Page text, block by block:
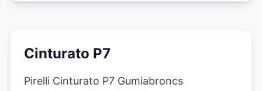
Cinturato P7
Pirelli Cinturato P7 Gumiabroncs